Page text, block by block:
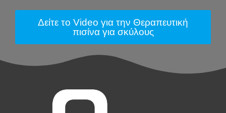
Δείτε το Video για την Θεραπευτική
πισίνα για σκύλους